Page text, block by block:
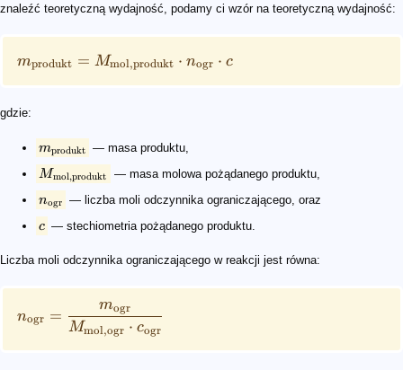
znaleźć teoretyczną wydajność, podamy ci wzór na teoretyczną wydajność:
mprodukt = Mmol,produkt ⋅ nogr ⋅ c
gdzie:
mprodukt — masa produktu,
Mmol,produkt — masa molowa pożądanego produktu,
nogr — liczba moli odczynnika ograniczającego, oraz
c — stechiometria pożądanego produktu.
Liczba moli odczynnika ograniczającego w reakcji jest równa:
nogr =
Mmol,ogr ⋅ cogr
mogr